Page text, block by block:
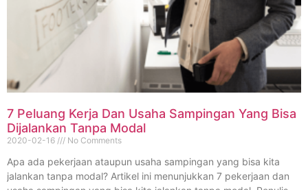
7 Peluang Kerja Dan Usaha Sampingan Yang Bisa
Dijalankan Tanpa Modal
2020-02-16 No Comments
Apa ada pekerjaan ataupun usaha sampingan yang bisa kita
jalankan tanpa modal? Artikel ini menunjukkan 7 pekerjaan dan